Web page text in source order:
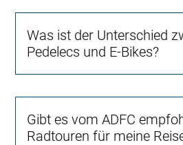
Was ist der Unterschied
Pedelecs und E-Bikes?
Gibt es vom ADFC
Radtouren für meine